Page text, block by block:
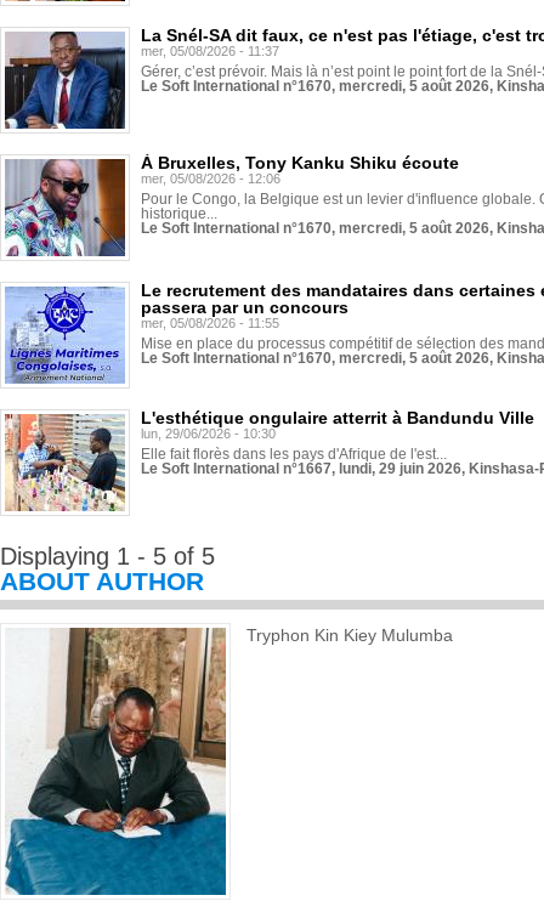
La Snél-SA dit faux, ce n'est pas l'étiage, c'est
mer, 05/08/2026 - 11:37
Gérer, c’est prévoir. Mais là n’est point le point fort de la
Le Soft International n°1670, mercredi, 5 août 2026,
À Bruxelles, Tony Kanku Shiku écoute
mer, 05/08/2026 - 12:06
Pour le Congo, la Belgique est un levier d'influence globale.
historique...
Le Soft International n°1670, mercredi, 5 août 2026,
Le recrutement des mandataires dans
passera par un concours
mer, 05/08/2026 - 11:55
Mise en place du processus compétitif de sélection des
Le Soft International n°1670, mercredi, 5 août 2026,
L'esthétique ongulaire atterrit à Bandundu Ville
lun, 29/06/2026 - 10:30
Elle fait florès dans les pays d'Afrique de l'est...
Le Soft International n°1667, lundi, 29 juin 2026,
Displaying 1 - 5 of 5
ABOUT AUTHOR
Tryphon Kin Kiey Mulumba